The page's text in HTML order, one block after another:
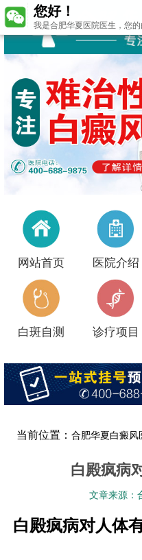
网站首页 医院介绍
白斑自测 诊疗项目
当前位置：合肥华夏白癜风
白殿疯病
文章来源：
白殿疯病对人体
您好！
我是合肥华夏医院医生，您